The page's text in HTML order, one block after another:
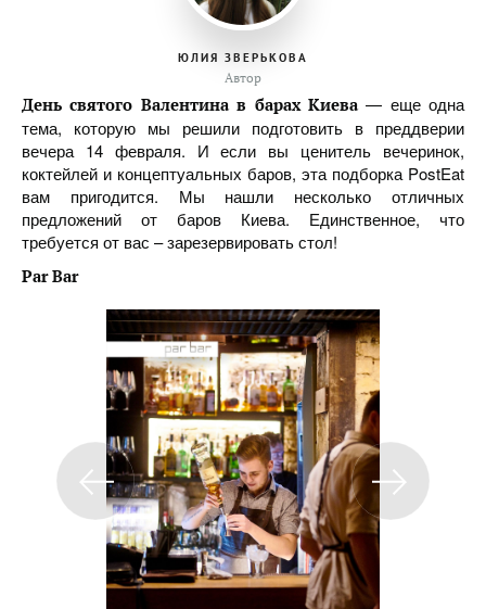
ЮЛИЯ ЗВЕРЬКОВА
Автор
День святого Валентина в барах Киева— еще одна
тема, которую мы решили подготовить в преддверии
вечера 14 февраля. И если вы ценитель вечеринок,
коктейлей и концептуальных баров, эта подборка PostEat
вам пригодится. Мы нашли несколько отличных
предложений от баров Киева. Единственное, что
требуется от вас – зарезервировать стол!
Par Bar